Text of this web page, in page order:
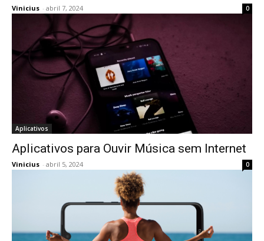
Vinicius - abril 7, 2024 0
Aplicativos
Aplicativos para Ouvir Música sem Internet
Vinicius - abril 5, 2024 0